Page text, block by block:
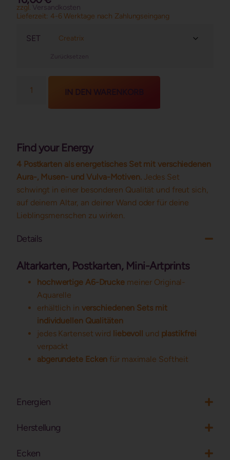
basierend
auf
zzgl. Versandkosten
Lieferzeit: 4-6 Werktage nach Zahlungseingang
SET
Zurücksetzen
IN DEN WARENKORB
Find your Energy
4 Postkarten als energetisches Set mit verschiedenen
Aura-, Musen- und Vulva-Motiven.Jedes Set
schwingt in einer besonderen Qualität und freut sich,
auf deinem Altar, an deiner Wand oder für deine
Lieblingsmenschen zu wirken.
Details
Altarkarten, Postkarten, Mini-Artprints
hochwertige A6-Druckemeiner Original-
Aquarelle
erhältlich in verschiedenen Sets mit
individuellen Qualitäten
jedes Kartenset wird liebevoll und plastikfrei
verpackt
abgerundete Ecken für maximale Softheit
Energien
Herstellung
Ecken